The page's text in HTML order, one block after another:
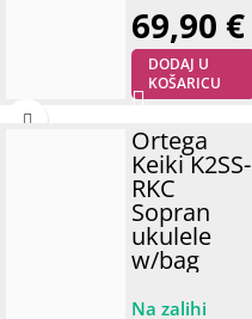
69,90 €
DODAJ U
KOŠARICU
Ortega
Keiki K2SS-
RKC
Sopran
ukulele
w/bag